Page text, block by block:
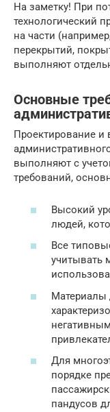
На заметку! При
технологический
на части
перекрытий,
выполняют
Основные
Проектирование и
выполняют с
требований,
Высокий
людей,
Все
учитывать
Материалы
Для
порядке
пандусов